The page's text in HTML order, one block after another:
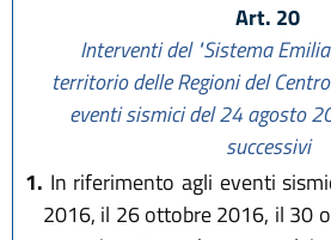
Art. 20
Interventi del "Sistema
territorio delle Regioni del
eventi sismici del 24 agosto
successivi
1. In riferimento agli eventi
2016, il 26 ottobre 2016, il 30